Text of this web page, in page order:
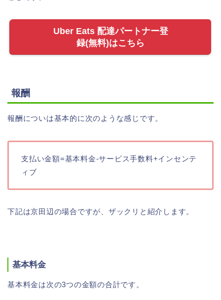
Uber Eats 配達パートナー登
録(無料)はこちら
報酬
報酬についは基本的に次のような感じです。
支払い金額=基本料金-サービス手数料+インセンテ
ィブ
下記は京田辺の場合ですが、ザックリと紹介します。
基本料金
基本料金は次の3つの金額の合計です。